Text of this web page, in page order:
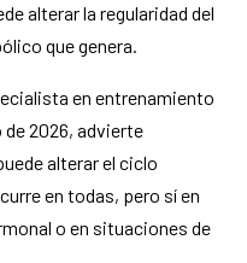
alterar la regularidad del
que genera.
en entrenamiento
2026, advierte
alterar el ciclo
en todas, pero sí en
o en situaciones de